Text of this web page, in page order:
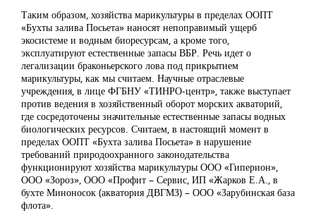
Таким образом, хозяйства марикультуры в пределах ООПТ
«Бухты залива Посьета» наносят непоправимый ущерб
экосистеме и водным биоресурсам, а кроме того,
эксплуатируют естественные запасы ВБР. Речь идет о
легализации браконьерского лова под прикрытием
марикультуры, как мы считаем. Научные отраслевые
учреждения, в лице ФГБНУ «ТИНРО-центр», также выступает
против ведения в хозяйственный оборот морских акваторий,
где сосредоточены значительные естественные запасы водных
биологических ресурсов. Считаем, в настоящий момент в
пределах ООПТ «Бухта залива Посьета» в нарушение
требований природоохранного законодательства
функционируют хозяйства марикультуры ООО «Гиперион»,
ООО «Зороз», ООО «Профит – Сервис, ИП «Жарков Е.А., в
бухте Миноносок (акватория ДВГМЗ) – ООО «Зарубинская база
флота».